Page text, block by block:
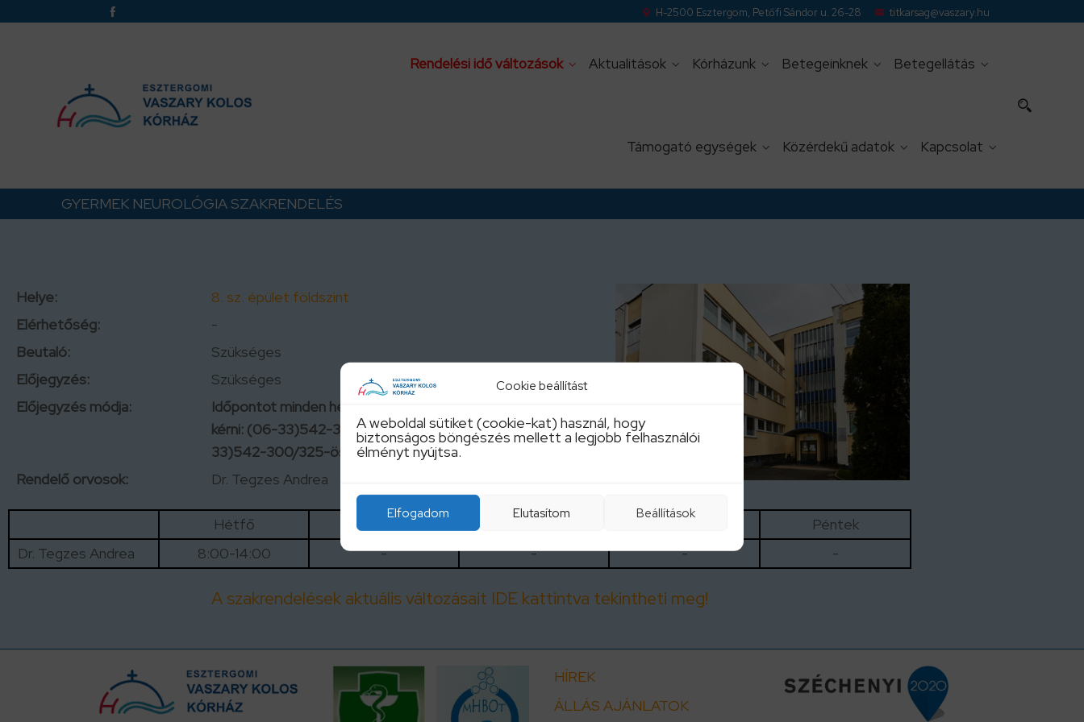
Cookie beállítást
A weboldal sütiket (cookie-kat) használ, hogy
biztonságos böngészés mellett a legjobb felhasználói
élményt nyújtsa.
Elfogadom Elutasítom Beállítások
H-2500 Esztergom, Petőfi Sándor u. 26-28 titkarsag@vaszary.hu
Rendelési idő változások Aktualitások Kórházunk Betegeinknek Betegellátás
Támogató egységek Közérdekű adatok Kapcsolat
GYERMEK NEUROLÓGIA SZAKRENDELÉS
Helye:
8. sz. épület földszint
Elérhetőség:
-
Beutaló:
Szükséges
Előjegyzés:
Szükséges
Előjegyzés módja:
Időpontot minden hétköznap 12:00-15:00 óra között lehet
kérni: (06-33)542-339-es telefonszámon és a (06-
33)542-300/325-ös melléken.
Rendelő orvosok:
Dr. Tegzes Andrea
Hétfő
Péntek
Dr. Tegzes Andrea
8:00-14:00 - - - -
A szakrendelések aktuális változásait IDE kattintva tekintheti meg!
HÍREK
ÁLLÁS AJÁNLATOK